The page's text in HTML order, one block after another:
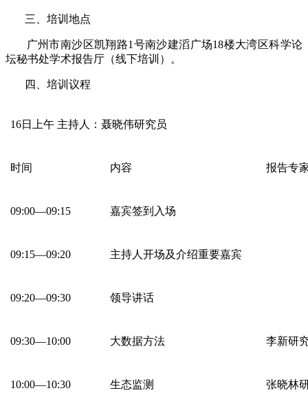
三、培训地点
广州市南沙区凯翔路1号南沙建滔广场18楼大湾区科学论
坛秘书处学术报告厅（线下培训）。
四、培训议程
16日上午 主持人：聂晓伟研究员
时间 内容 报告专
09:00—09:15 嘉宾签到入场
09:15—09:20 主持人开场及介绍重要嘉宾
09:20—09:30 领导讲话
09:30—10:00 大数据方法 李新研
10:00—10:30 生态监测 张晓林